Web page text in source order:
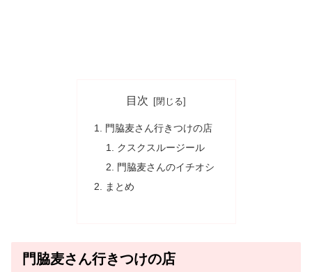
目次
門脇麦さん行きつけの店
クスクスルージール
門脇麦さんのイチオシ
まとめ
門脇麦さん行きつけの店